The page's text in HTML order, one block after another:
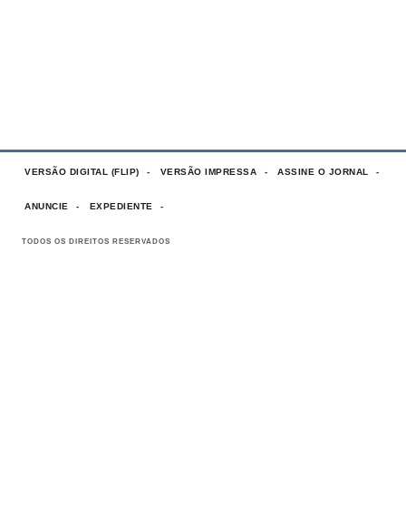
VERSÃO DIGITAL (FLIP) VERSÃO IMPRESSA ASSINE O JORNAL
ANUNCIE EXPEDIENTE
TODOS OS DIREITOS RESERVADOS